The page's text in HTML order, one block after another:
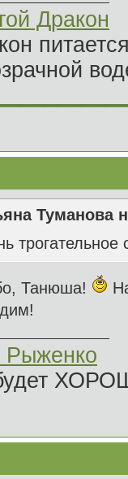
Дракон
Туманова
Танюша!
Рыженко